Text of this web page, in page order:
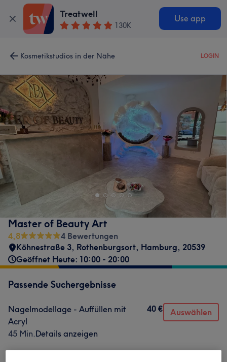
Treatwell
130K
Use app
Kosmetikstudios in der Nähe LOGIN
Master of Beauty Art
4,8
4 Bewertungen
Köhnestraße 3, Rothenburgsort, Hamburg, 20539
Geöffnet Heute: 10:00 - 20:00
Passende Suchergebnisse
Nagelmodellage - Auffüllen mit
Acryl
45 Min.Details anzeigen
40 € Auswählen